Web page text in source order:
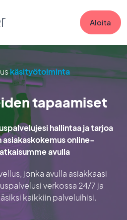
Aloita
käsityötoiminta
tapaamiset
hallintaa ja tarjoa
online-
avulla
jonka avulla asiakkaasi
verkossa 24/7 ja
kaikkiin palveluihisi.